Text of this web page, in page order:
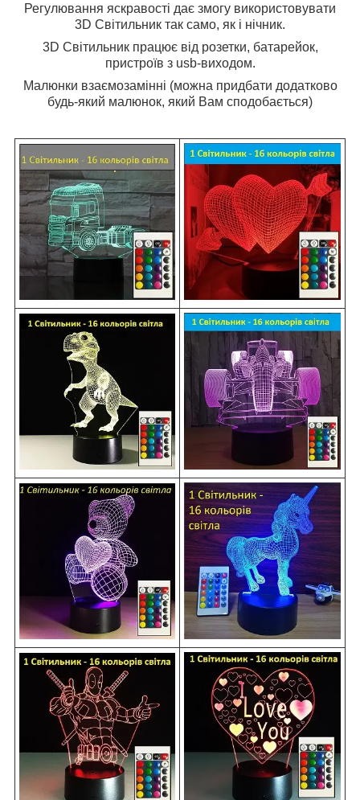
Регулювання яскравості дає змогу використовувати
3D Світильник так само, як і нічник.
3D Світильник працює від розетки, батарейок,
пристроїв з usb-виходом.
Малюнки взаємозамінні (можна придбати додатково
будь-який малюнок, який Вам сподобається)